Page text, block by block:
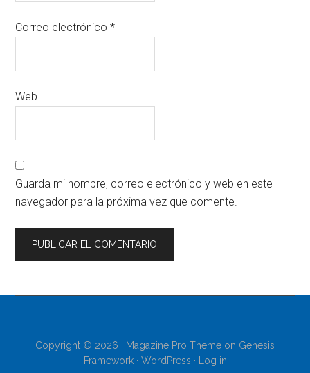
Correo electrónico*
Web
Guarda mi nombre, correo electrónico y web en este
navegador para la próxima vez que comente.
Copyright © 2026 · Magazine Pro Theme on Genesis
Framework· WordPress · Log in